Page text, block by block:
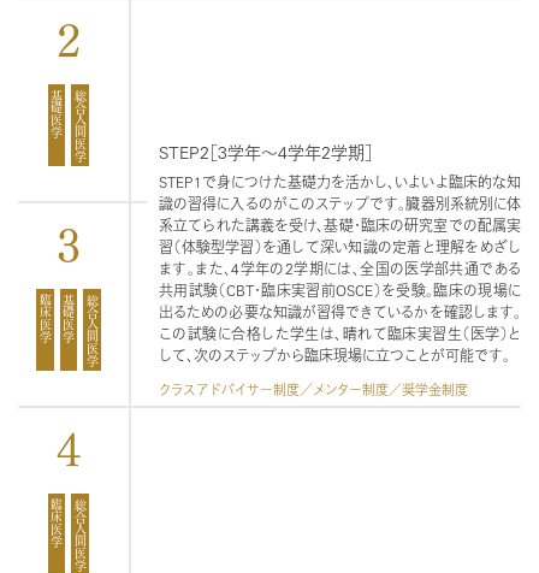
2
総合人間医学
基礎医学
STEP2［3学年～4学年2学期］
STEP1で身につけた基礎力を活かし、いよいよ臨床的な知
識の習得に入るのがこのステップです。臓器別系統別に体
系立てられた講義を受け、基礎・臨床の研究室での配属実
習（体験型学習）を通して深い知識の定着と理解をめざし
ます。また、4学年の2学期には、全国の医学部共通である
共用試験（CBT・臨床実習前OSCE）を受験。臨床の現場に
出るための必要な知識が習得できているかを確認します。
この試験に合格した学生は、晴れて臨床実習生（医学）と
して、次のステップから臨床現場に立つことが可能です。
クラスアドバイサー制度／メンター制度／奨学金制度
3
総合人間医学
基礎医学
臨床医学
4
総合人間医学
臨床医学